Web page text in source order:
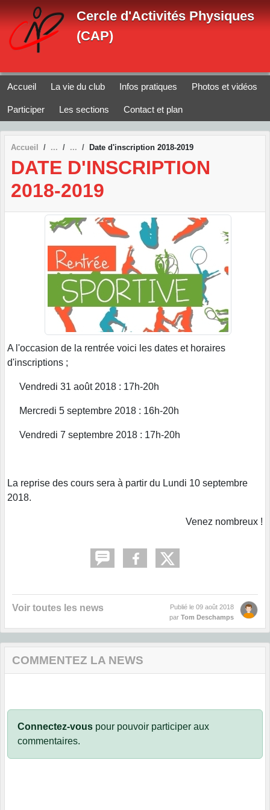
Cercle d'Activités Physiques
(CAP)
Accueil La vie du club Infos pratiques Photos et vidéos
Participer Les sections Contact et plan
Accueil Date d'inscription 2018-2019
DATE D'INSCRIPTION
2018-2019
A l'occasion de la rentrée voici les dates et horaires
d'inscriptions ;
Vendredi 31 août 2018 : 17h-20h
Mercredi 5 septembre 2018 : 16h-20h
Vendredi 7 septembre 2018 : 17h-20h
La reprise des cours sera à partir du Lundi 10 septembre
2018.
Venez nombreux !
Voir toutes les news Publié le 09 août 2018
par Tom Deschamps
COMMENTEZ LA NEWS
Connectez-vous pour pouvoir participer aux
commentaires.
Panneau de gestion des cookies